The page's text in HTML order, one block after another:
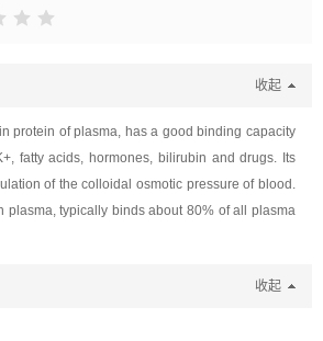
收起
protein of plasma, has a good binding capacity
fatty acids, hormones, bilirubin and drugs. Its
of the colloidal osmotic pressure of blood.
plasma, typically binds about 80% of all plasma
收起